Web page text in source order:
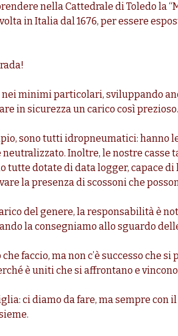
nella Cattedrale di Toledo la
in Italia dal 1676, per essere
minimi particolari, sviluppando
in sicurezza un carico così prezioso.
sono tutti idropneumatici: hanno
neutralizzato. Inoltre, le nostre
tutte dotate di data logger, capace
la presenza di scossoni che
del genere, la responsabilità è
la consegniamo allo sguardo
faccio, ma non c’è successo che
è uniti che si affrontano e
ci diamo da fare, ma sempre con